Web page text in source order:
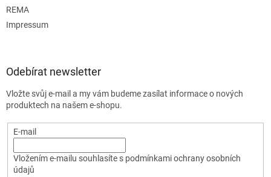
REMA
Impressum
Odebírat newsletter
Vložte svůj e-mail a my vám budeme zasílat informace o nových
produktech na našem e-shopu.
E-mail
Vložením e-mailu souhlasíte s podmínkami ochrany osobních
údajů